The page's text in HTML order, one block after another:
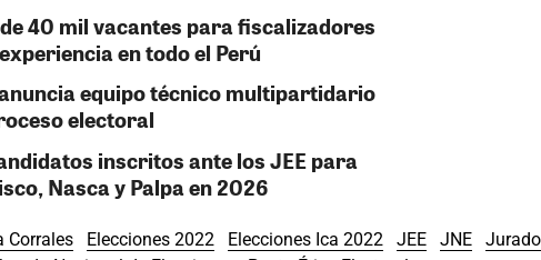
40 mil vacantes para fiscalizadores
en todo el Perú
equipo técnico multipartidario
electoral
inscritos ante los JEE para
Nasca y Palpa en 2026
Corrales Elecciones 2022 Elecciones Ica 2022 JEE JNE
Jurado